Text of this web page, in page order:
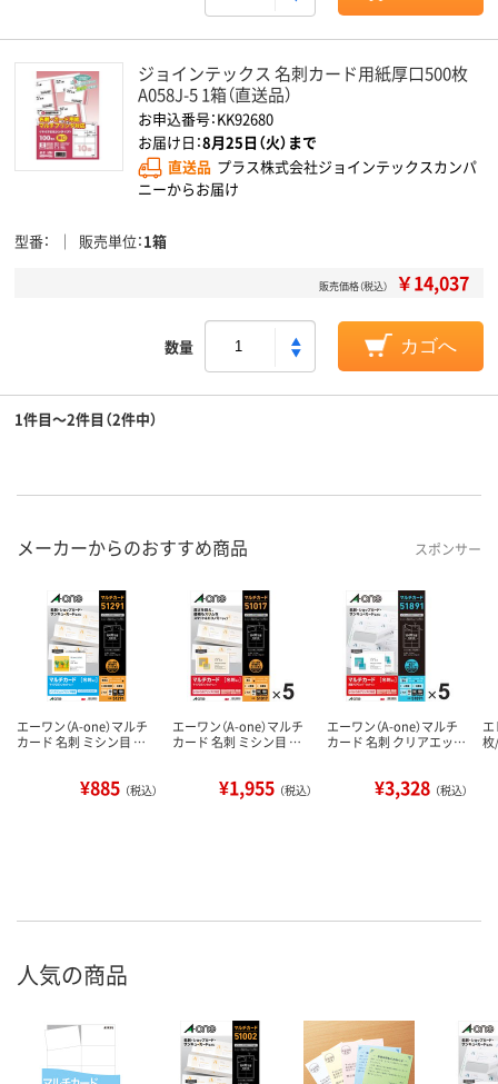
ジョインテックス 名刺カード用紙厚口500枚
A058J-5 1箱（直送品）
お申込番号：KK92680
お届け日：8月25日（火）まで
直送品 プラス株式会社ジョインテックスカンパ
ニーからお届け
型番 販売単位 1箱
販売価格（税込） ￥14,037
数量 カゴへ
1件目～2件目（2件中）
メーカーからのおすすめ商品 スポンサー
エーワン（A-one）マルチ
カード 名刺 ミシン目 …
¥885 （税込）
エーワン（A-one）マルチ
カード 名刺 ミシン目 …
¥1,955 （税込）
エーワン（A-one）マルチ
カード 名刺 クリアエッ…
¥3,328 （税込）
人気の商品